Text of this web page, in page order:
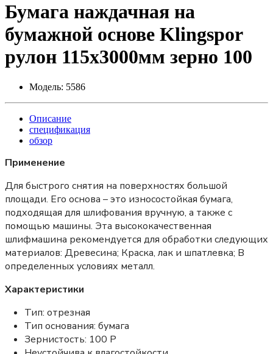
Бумага наждачная на
бумажной основе Klingspor
рулон 115х3000мм зерно 100
Модель: 5586
Описание
спецификация
обзор
Применение
Для быстрого снятия на поверхностях большой
площади. Его основа – это износостойкая бумага,
подходящая для шлифования вручную, а также с
помощью машины. Эта высококачественная
шлифмашина рекомендуется для обработки следующих
материалов: Древесина; Краска, лак и шпатлевка; В
определенных условиях металл.
Характеристики
Тип: отрезная
Тип основания: бумага
Зернистость: 100 Р